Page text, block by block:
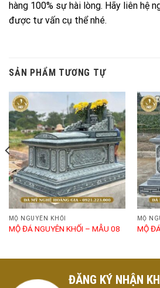
hàng 100% sự hài lòng. Hãy liên hệ
được tư vấn cụ thể nhé.
SẢN PHẨM TƯƠNG TỰ
MỘ NGUYÊN KHỐI
MỘ ĐÁ NGUYÊN KHỐI – MẪU 08
MỘ
MỘ
ĐĂNG KÝ NHẬN